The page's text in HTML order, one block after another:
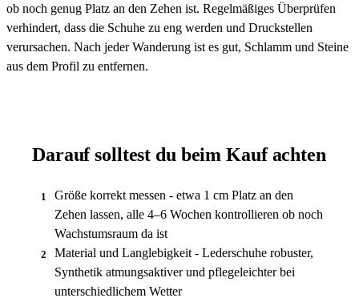
ob noch genug Platz an den Zehen ist. Regelmäßiges Überprüfen
verhindert, dass die Schuhe zu eng werden und Druckstellen
verursachen. Nach jeder Wanderung ist es gut, Schlamm und Steine
aus dem Profil zu entfernen.
Darauf solltest du beim Kauf achten
1
Größe korrekt messen - etwa 1 cm Platz an den
Zehen lassen, alle 4–6 Wochen kontrollieren ob noch
Wachstumsraum da ist
2
Material und Langlebigkeit - Lederschuhe robuster,
Synthetik atmungsaktiver und pflegeleichter bei
unterschiedlichem Wetter